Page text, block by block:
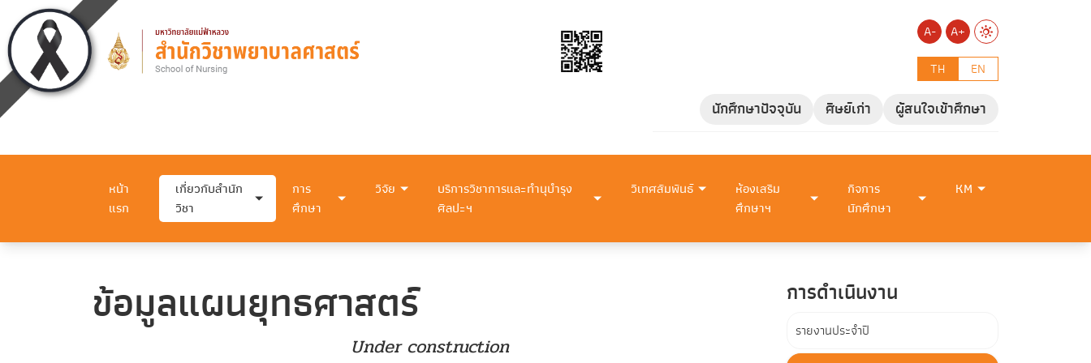
A-
A+
TH
EN
นักศึกษาปัจจุบัน ศิษย์เก่า ผู้สนใจเข้าศึกษา
หน้า
แรก
เกี่ยวกับสำนัก
วิชา
การ
ศึกษา
วิจัย
บริการวิชาการและทำนุบำรุง
ศิลปะฯ
วิเทศสัมพันธ์
ห้องเสริม
ศึกษาฯ
กิจการ
นักศึกษา
KM
ข้อมูลแผนยุทธศาสตร์
Under construction
การดำเนินงาน
รายงานประจำปี